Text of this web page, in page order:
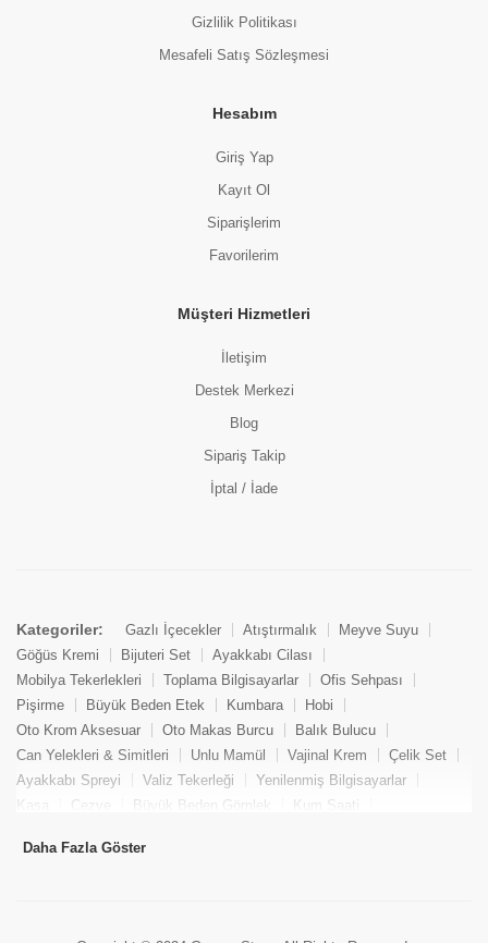
Gizlilik Politikası
Mesafeli Satış Sözleşmesi
Hesabım
Giriş Yap
Kayıt Ol
Siparişlerim
Favorilerim
Müşteri Hizmetleri
İletişim
Destek Merkezi
Blog
Sipariş Takip
İptal / İade
Kategoriler: Gazlı İçecekler Atıştırmalık
Meyve Suyu
Göğüs Kremi
Bijuteri Set
Ayakkabı Cilası
Mobilya Tekerlekleri
Toplama Bilgisayarlar
Ofis Sehpası
Pişirme
Büyük Beden Etek Kumbara
Hobi
Oto Krom Aksesuar
Oto Makas Burcu
Balık Bulucu
Can Yelekleri & Simitleri
Unlu Mamül Vajinal Krem
Çelik Set
Ayakkabı Spreyi
Valiz Tekerleği
Yenilenmiş Bilgisayarlar
Kasa
Cezve Büyük Beden Gömlek
Kum Saati
Tekne Bağlama & Demirleme
Daha Fazla Göster